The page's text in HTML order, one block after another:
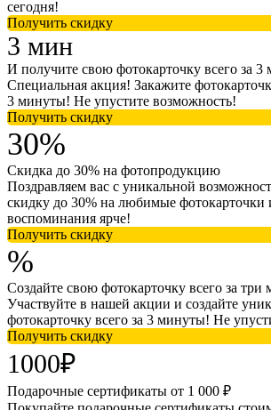
сегодня!
Получить скидку
3 мин
И получите свою фотокарточку всего за 3
Специальная акция! Закажите
3 минуты! Не упустите возможность!
Получить скидку
30%
Скидка до 30% на фотопродукцию
Поздравляем вас с уникальной
скидку до 30% на любимые фотокарточки
воспоминания ярче!
Получить скидку
%
Создайте свою фотокарточку всего за три
Участвуйте в нашей акции и создайте
фотокарточку всего за 3 минуты! Не
Получить скидку
1000₽
Подарочные сертификаты от 1 000 ₽